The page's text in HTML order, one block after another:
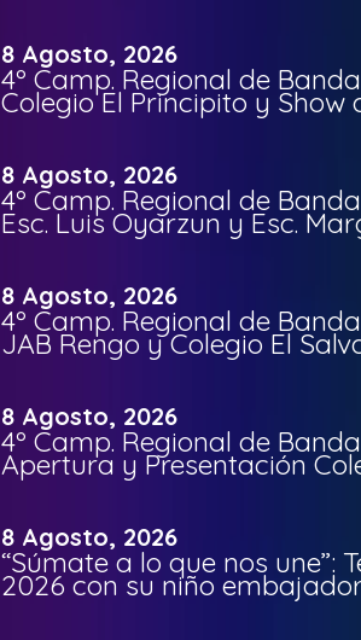
8 Agosto, 2026
4º Camp. Regional de
Colegio El Principito y Show
8 Agosto, 2026
4º Camp. Regional de
Esc. Luis Oyarzun y Esc.
8 Agosto, 2026
4º Camp. Regional de
JAB Rengo y Colegio El
8 Agosto, 2026
4º Camp. Regional de
Apertura y Presentación
8 Agosto, 2026
“Súmate a lo que nos une”:
2026 con su niño